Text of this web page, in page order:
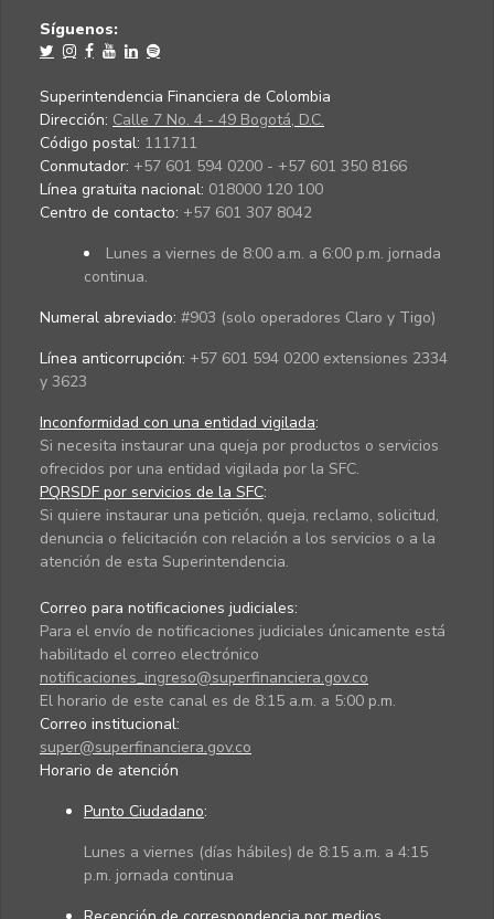
Síguenos:
Superintendencia Financiera de Colombia
Dirección: Calle 7 No. 4 - 49 Bogotá, D.C.
Código postal: 111711
Conmutador: +57 601 594 0200 - +57 601 350 8166
Línea gratuita nacional: 018000 120 100
Centro de contacto: +57 601 307 8042
Lunes a viernes de 8:00 a.m. a 6:00 p.m. jornada
continua.
Numeral abreviado: #903 (solo operadores Claro y Tigo)
Línea anticorrupción: +57 601 594 0200 extensiones 2334
y 3623
Inconformidad con una entidad vigilada:
Si necesita instaurar una queja por productos o servicios
ofrecidos por una entidad vigilada por la SFC.
PQRSDF por servicios de la SFC:
Si quiere instaurar una petición, queja, reclamo, solicitud,
denuncia o felicitación con relación a los servicios o a la
atención de esta Superintendencia.
Correo para notificaciones judiciales:
Para el envío de notificaciones judiciales únicamente está
habilitado el correo electrónico
notificaciones_ingreso@superfinanciera.gov.co
El horario de este canal es de 8:15 a.m. a 5:00 p.m.
Correo institucional:
super@superfinanciera.gov.co
Horario de atención
Punto Ciudadano:
Lunes a viernes (días hábiles) de 8:15 a.m. a 4:15
p.m. jornada continua